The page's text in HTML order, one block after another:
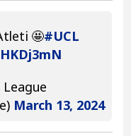
🤩#UCL
March 13, 2024